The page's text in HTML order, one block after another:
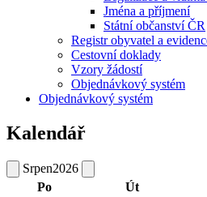
Jména a příjmení
Státní občanství ČR
Registr obyvatel a
Cestovní doklady
Vzory žádostí
Objednávkový systém
Objednávkový systém
Kalendář
Srpen2026
Po
Út